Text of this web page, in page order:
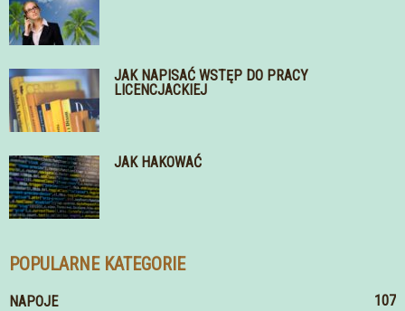
JAK NAPISAĆ WSTĘP DO PRACY
LICENCJACKIEJ
JAK HAKOWAĆ
POPULARNE KATEGORIE
NAPOJE
107